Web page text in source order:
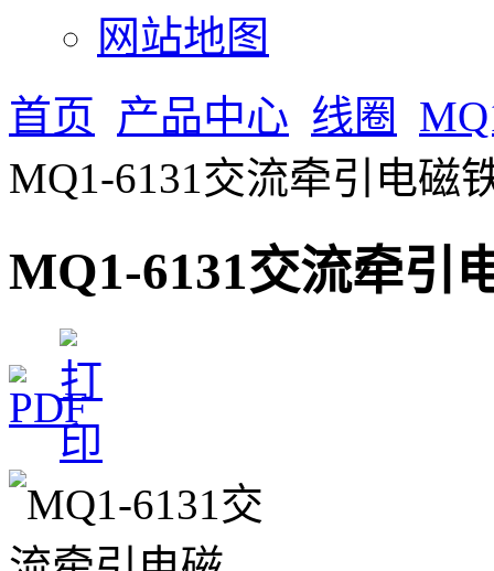
网站地图
首页 产品中心 线圈
MQ1-6131交流牵引电磁
MQ1-6131交流牵引